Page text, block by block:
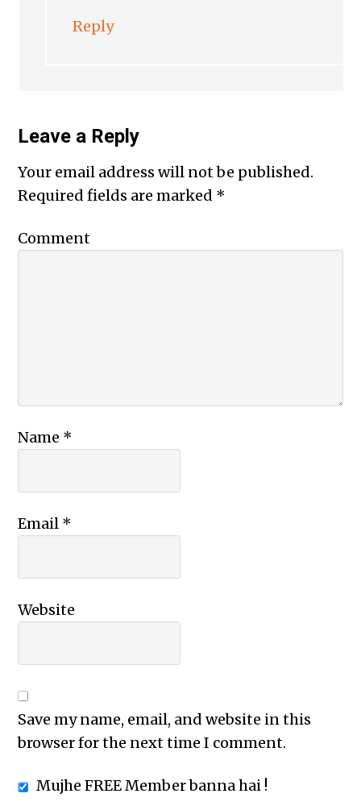
Reply
Leave a Reply
Your email address will not be published.
Required fields are marked *
Comment
Name *
Email *
Website
Save my name, email, and website in this
browser for the next time I comment.
Mujhe FREE Member banna hai !